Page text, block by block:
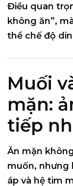
Điều quan
không ăn”,
thể chế độ
Muối
mặn:
tiếp
Ăn mặn
muốn, nhưng
áp và hệ tim